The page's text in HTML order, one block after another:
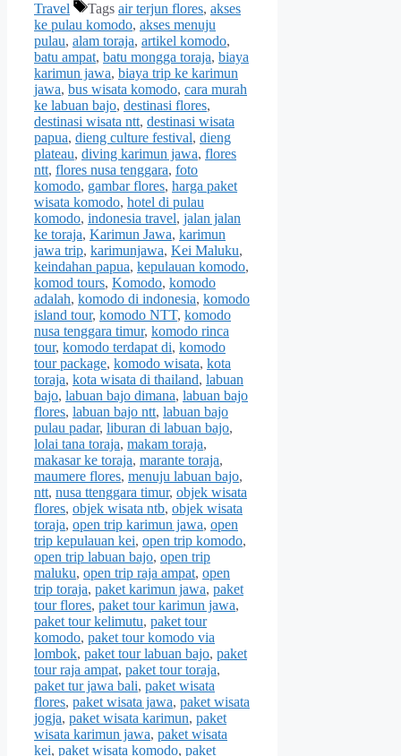
Travel
Tags air terjun flores, akses
ke pulau komodo, akses menuju
pulau, alam toraja, artikel komodo,
batu ampat, batu mongga toraja, biaya
karimun jawa, biaya trip ke karimun
jawa, bus wisata komodo, cara murah
ke labuan bajo, destinasi flores,
destinasi wisata ntt, destinasi wisata
papua, dieng culture festival, dieng
plateau, diving karimun jawa, flores
ntt, flores nusa tenggara, foto
komodo, gambar flores, harga paket
wisata komodo, hotel di pulau
komodo, indonesia travel, jalan jalan
ke toraja, Karimun Jawa, karimun
jawa trip, karimunjawa, Kei Maluku,
keindahan papua, kepulauan komodo,
komod tours, Komodo, komodo
adalah, komodo di indonesia, komodo
island tour, komodo NTT, komodo
nusa tenggara timur, komodo rinca
tour, komodo terdapat di, komodo
tour package, komodo wisata, kota
toraja, kota wisata di thailand, labuan
bajo, labuan bajo dimana, labuan bajo
flores, labuan bajo ntt, labuan bajo
pulau padar, liburan di labuan bajo,
lolai tana toraja, makam toraja,
makasar ke toraja, marante toraja,
maumere flores, menuju labuan bajo,
ntt, nusa ttenggara timur, objek wisata
flores, objek wisata ntb, objek wisata
toraja, open trip karimun jawa, open
trip kepulauan kei, open trip komodo,
open trip labuan bajo, open trip
maluku, open trip raja ampat, open
trip toraja, paket karimun jawa, paket
tour flores, paket tour karimun jawa,
paket tour kelimutu, paket tour
komodo, paket tour komodo via
lombok, paket tour labuan bajo, paket
tour raja ampat, paket tour toraja,
paket tur jawa bali, paket wisata
flores, paket wisata jawa, paket wisata
jogja, paket wisata karimun, paket
wisata karimun jawa, paket wisata
kei, paket wisata komodo, paket